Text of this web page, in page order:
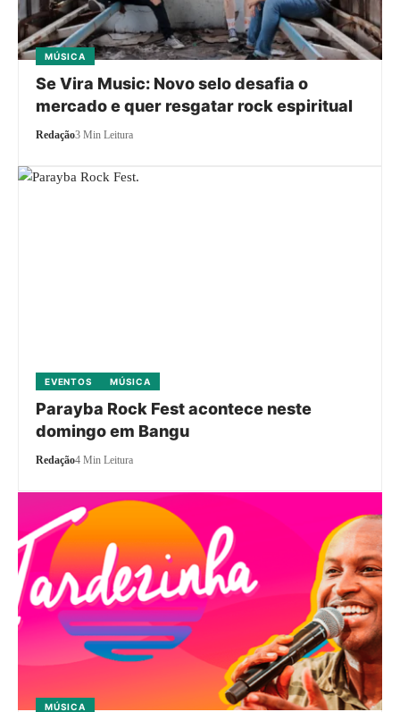
MÚSICA
Se Vira Music: Novo selo desafia o
mercado e quer resgatar rock espiritual
Redação3 Min Leitura
EVENTOS MÚSICA
Parayba Rock Fest acontece neste
domingo em Bangu
Redação4 Min Leitura
MÚSICA